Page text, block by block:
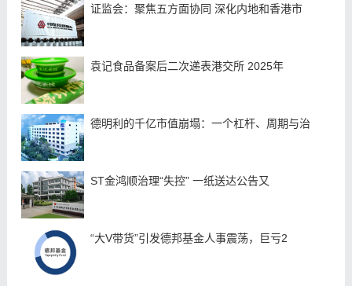
证监会：聚焦五方面协同 深化内地和香港市
袁记食品备案后二次递表港交所 2025年
德明利的千亿市值崩塌：一个杠杆、周期与治
ST金鸿顺治理“失控” 一纸送达公告又
“大V带货”引发德邦基金人事震荡，巨亏2